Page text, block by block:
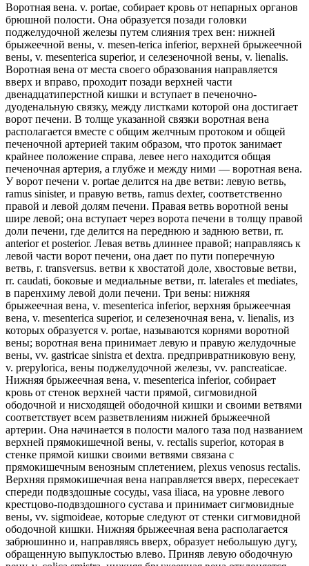
Воротная вена. v. portae, собирает кровь от непарных органов
брюшной полости. Она образуется позади головки
поджелудочной железы путем слияния трех вен: нижней
брыжеечной вены, v. mesen-terica inferior, верхней брыжеечной
вены, v. mesenterica superior, и селезеночной вены, v. lienalis.
Воротная вена от места своего образования направляется
вверх и вправо, проходит позади верхней части
двенадцатиперстной кишки и вступает в печеночно-
дуоденальную связку, между листками которой она достигает
ворот печени. В толще указанной связки воротная вена
располагается вместе с общим желчным протоком и общей
печеночной артерией таким образом, что проток занимает
крайнее положение справа, левее него находится общая
печеночная артерия, а глубже и между ними — воротная вена.
У ворот печени v. portae делится на две ветви: левую ветвь,
ramus sinister, и правую ветвь, ramus dexter, соответственно
правой и левой долям печени. Правая ветвь воротной вены
шире левой; она вступает через ворота печени в толщу правой
доли печени, где делится на переднюю и заднюю ветви, rr.
anterior et posterior. Левая ветвь длиннее правой; направляясь к
левой части ворот печени, она дает по пути поперечную
ветвь, г. transversus. ветви к хвостатой доле, хвостовые ветви,
rr. caudati, боковые и медиальные ветви, rr. laterales et mediates,
в паренхиму левой доли печени. Три вены: нижняя
брыжеечная вена, v. mesenterica inferior, верхняя брыжеечная
вена, v. mesenterica superior, и селезеночная вена, v. lienalis, из
которых образуется v. portae, называются корнями воротной
вены; воротная вена принимает левую и правую желудочные
вены, vv. gastricae sinistra et dextra. предпривратниковую вену,
v. prepylorica, вены поджелудочной железы, vv. pancreaticae.
Нижняя брыжеечная вена, v. mesenterica inferior, собирает
кровь от стенок верхней части прямой, сигмовидной
ободочной и нисходящей ободочной кишки и своими ветвями
соответствует всем разветвлениям нижней брыжеечной
артерии. Она начинается в полости малого таза под названием
верхней прямокишечной вены, v. rectalis superior, которая в
стенке прямой кишки своими ветвями связана с
прямокишечным венозным сплетением, plexus venosus rectalis.
Верхняя прямокишечная вена направляется вверх, пересекает
спереди подвздошные сосуды, vasa iliaca, на уровне левого
крестцово-подвздошного сустава и принимает сигмовидные
вены, vv. sigmoideae, которые следуют от стенки сигмовидной
ободочной кишки. Нижняя брыжеечная вена располагается
забрюшинно и, направляясь вверх, образует небольшую дугу,
обращенную выпуклостью влево. Приняв левую ободочную